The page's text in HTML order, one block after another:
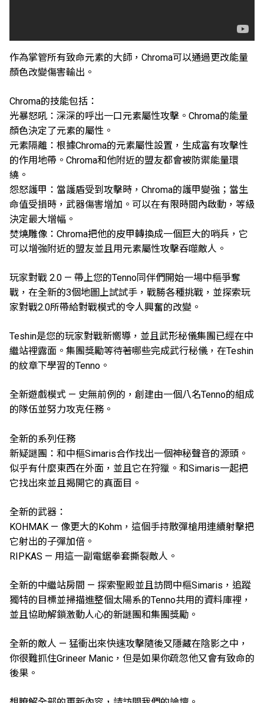
作為掌管所有致命元素的大師，Chroma可以通過更改能量
顏色改變傷害輸出。
Chroma的技能包括：
光暴怒吼：深深的呼出一口元素屬性攻擊。Chroma的能量
顏色決定了元素的屬性。
元素隔離：根據Chroma的元素屬性設置，生成富有攻擊性
的作用地帶。Chroma和他附近的盟友都會被防禦能量環
繞。
怨怒護甲：當護盾受到攻擊時，Chroma的護甲變強；當生
命值受損時，武器傷害增加。可以在有限時間內啟動，等級
決定最大增幅。
焚燒雕像：Chroma把他的皮甲轉換成一個巨大的哨兵，它
可以增強附近的盟友並且用元素屬性攻擊吞噬敵人。
玩家對戰 2.0 — 帶上您的Tenno同伴們開始一場中樞爭奪
戰，在全新的3個地圖上試試手，戰勝各種挑戰，並探索玩
家對戰2.0所帶給對戰模式的令人興奮的改變。
Teshin是您的玩家對戰新嚮導，並且武形秘儀集團已經在中
繼站裡露面。集團獎勵等待著哪些完成武行秘儀，在Teshin
的紋章下學習的Tenno。
全新遊戲模式 — 史無前例的，創建由一個八名Tenno的組成
的隊伍並努力攻克任務。
全新的系列任務
新疑謎團：和中樞Simaris合作找出一個神秘聲音的源頭。
似乎有什麼東西在外面，並且它在狩獵。和Simaris一起把
它找出來並且揭開它的真面目。
全新的武器：
KOHMAK — 像更大的Kohm，這個手持散彈槍用連續射擊把
它射出的子彈加倍。
RIPKAS — 用這一副電鋸拳套撕裂敵人。
全新的中繼站房間 — 探索聖殿並且訪問中樞Simaris，追蹤
獨特的目標並掃描進整個太陽系的Tenno共用的資料庫裡，
並且協助解鎖激動人心的新謎團和集團獎勵。
全新的敵人 — 猛衝出來快速攻擊隨後又隱藏在陰影之中，
你很難抓住Grineer Manic，但是如果你疏忽他又會有致命的
後果。